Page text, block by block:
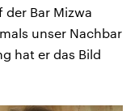
der Bar Mizwa
unser Nachbar
hat er das Bild